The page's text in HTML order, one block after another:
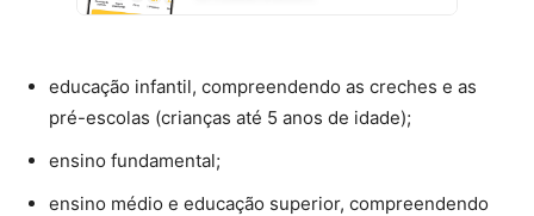
educação infantil, compreendendo as creches e as
pré-escolas (crianças até 5 anos de idade);
ensino fundamental;
ensino médio e educação superior, compreendendo